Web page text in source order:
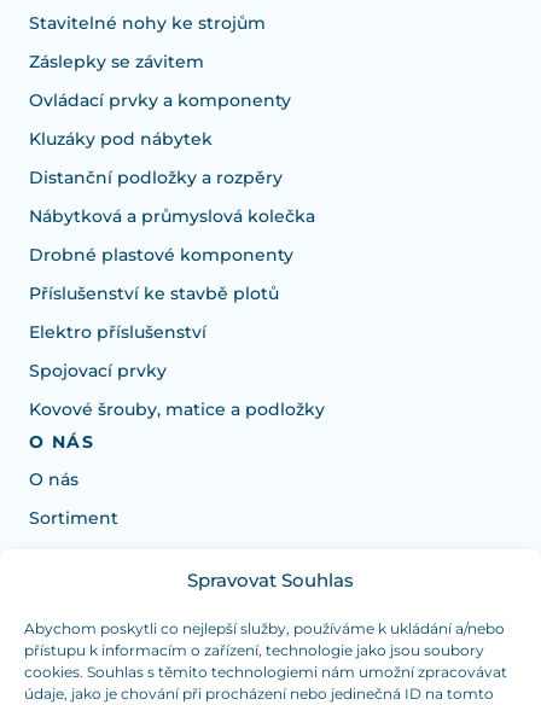
Spravovat Souhlas
Abychom poskytli co nejlepší služby, používáme k ukládání a/nebo
přístupu k informacím o zařízení, technologie jako jsou soubory
cookies. Souhlas s těmito technologiemi nám umožní zpracovávat
údaje, jako je chování při procházení nebo jedinečná ID na tomto
Stavitelné nohy ke strojům
Záslepky se závitem
Ovládací prvky a komponenty
Kluzáky pod nábytek
Distanční podložky a rozpěry
Nábytková a průmyslová kolečka
Drobné plastové komponenty
Příslušenství ke stavbě plotů
Elektro příslušenství
Spojovací prvky
Kovové šrouby, matice a podložky
O NÁS
O nás
Sortiment
Potřebujete poradit s výběrem?
Jsme tu pro vás Pondělí-Čtvrtek od: 7:30 - 15:30 hodin
a Pátek od 7:30 - 14:30 hodin